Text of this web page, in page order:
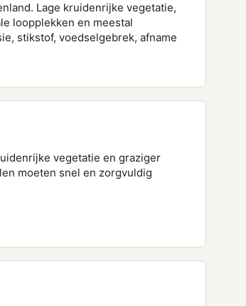
Lage kruidenrijke vegetatie,
loopplekken en meestal
stikstof, voedselgebrek, afname
vegetatie en graziger
moeten snel en zorgvuldig